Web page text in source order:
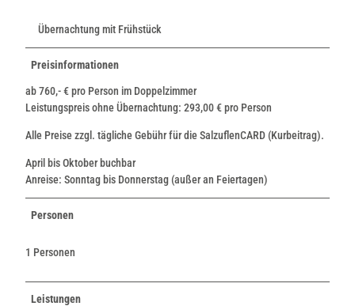
Übernachtung mit Frühstück
Preisinformationen
ab 760,- € pro Person im Doppelzimmer
Leistungspreis ohne Übernachtung: 293,00 € pro Person
Alle Preise zzgl. tägliche Gebühr für die SalzuflenCARD (Kurbeitrag).
April bis Oktober buchbar
Anreise: Sonntag bis Donnerstag (außer an Feiertagen)
Personen
1 Personen
Leistungen